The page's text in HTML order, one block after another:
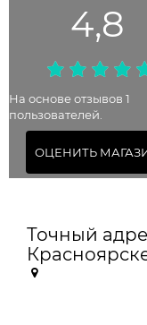
4,8
На основе отзывов 1
пользователей.
ОЦЕНИТЬ
Точный